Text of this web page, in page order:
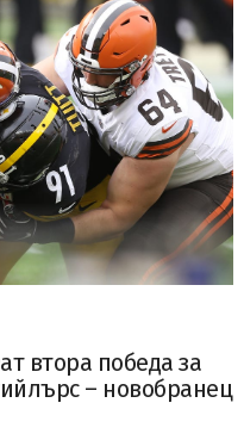
втора победа за
– новобранец